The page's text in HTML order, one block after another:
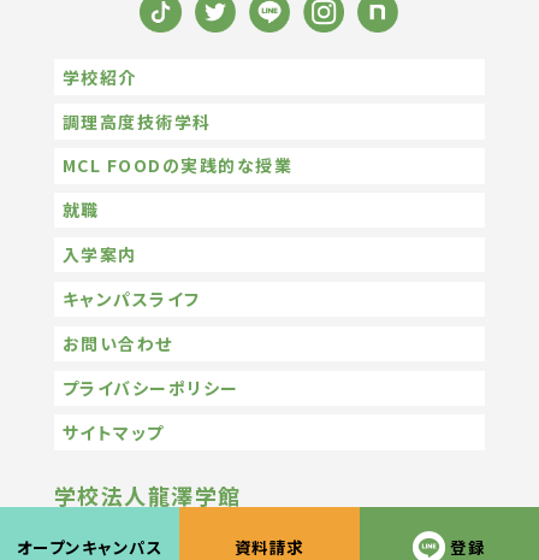
オープンキャンパス 資料請求 登録
学校紹介
調理高度技術学科
MCL FOODの実践的な授業
就職
入学案内
キャンパスライフ
お問い合わせ
プライバシーポリシー
サイトマップ
学校法人龍澤学館
MCL 専門学校グループ